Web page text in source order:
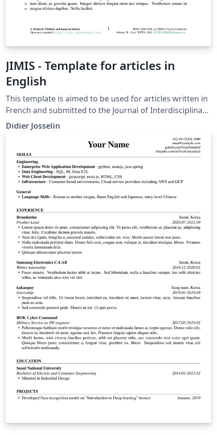
JIMIS - Template for articles in
English
This template is aimed to be used for articles written in
French and submitted to the Journal of Interdisciplinary
Methodologies and Issues in Science (JIMIS).
Didier Josselin